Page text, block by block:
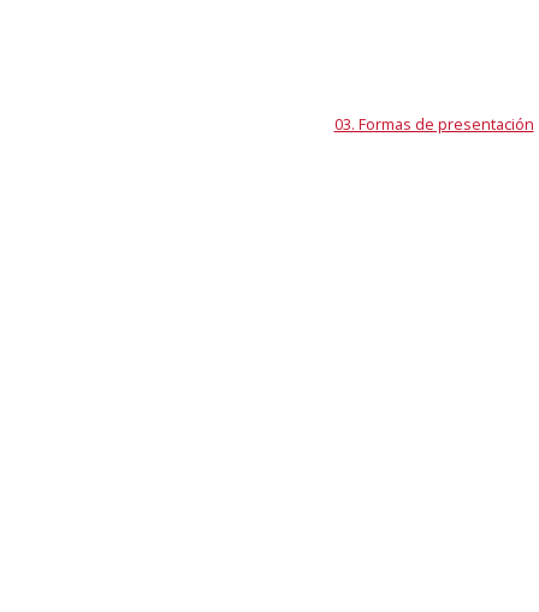
03. Formas de presentación